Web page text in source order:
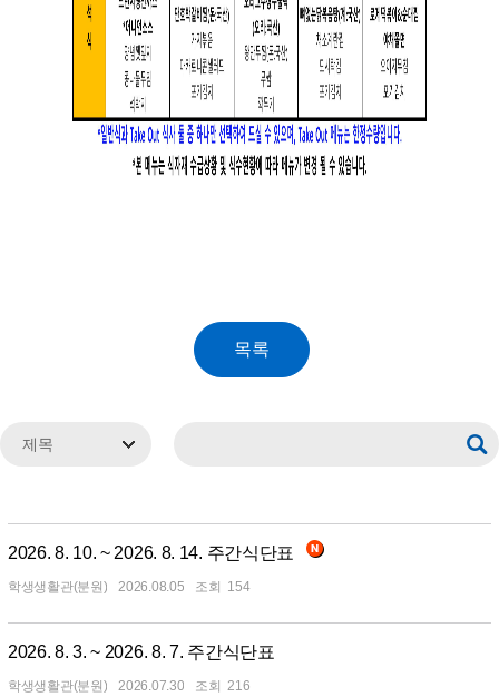
2026. 8. 10. ~ 2026. 8. 14. 주간식단표
학생생활관(분원) 2026.08.05 154
2026. 8. 3. ~ 2026. 8. 7. 주간식단표
학생생활관(분원) 2026.07.30 216